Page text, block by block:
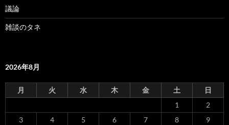
議論
雑談のタネ
2026年8月
月 火 水 木 金 土
日
1
2
3
4 5 6 7 8
9